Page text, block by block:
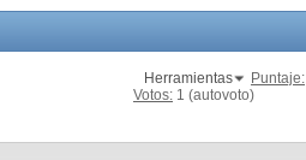
Herramientas Puntaje:
Votos: 1 (autovoto)